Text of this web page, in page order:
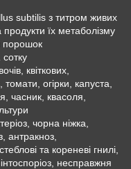
subtilis з титром живих
їх метаболізму
порошок
квіткових,
огірки, капуста,
часник, квасоля,
чорна ніжка,
антракноз,
та кореневі гнилі,
несправжня